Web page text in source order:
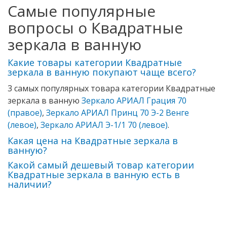
Самые популярные
вопросы о Квадратные
зеркала в ванную
Какие товары категории Квадратные
зеркала в ванную покупают чаще всего?
3 самых популярных товара категории Квадратные
зеркала в ванную Зеркало АРИАЛ Грация 70
(правое), Зеркало АРИАЛ Принц 70 Э-2 Венге
(левое), Зеркало АРИАЛ Э-1/1 70 (левое).
Какая цена на Квадратные зеркала в
ванную?
Какой самый дешевый товар категории
Квадратные зеркала в ванную есть в
наличии?